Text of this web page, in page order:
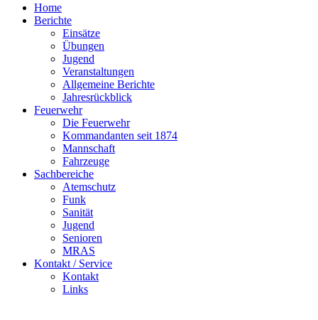
Home
Berichte
Einsätze
Übungen
Jugend
Veranstaltungen
Allgemeine Berichte
Jahresrückblick
Feuerwehr
Die Feuerwehr
Kommandanten seit 1874
Mannschaft
Fahrzeuge
Sachbereiche
Atemschutz
Funk
Sanität
Jugend
Senioren
MRAS
Kontakt / Service
Kontakt
Links